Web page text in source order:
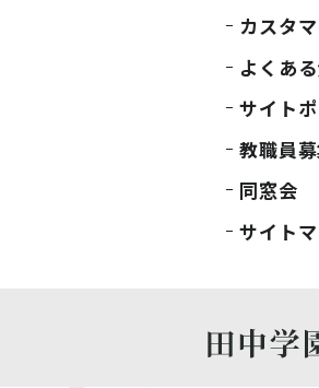
カスタ
よくあ
サイト
教職員
同窓会
サイト